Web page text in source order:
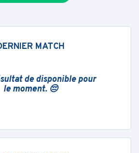
MATCH
de disponible pour
le moment. 😔